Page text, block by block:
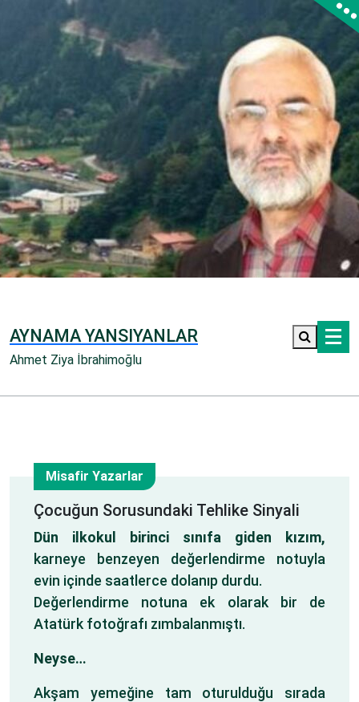
AYNAMA YANSIYANLAR
Ahmet Ziya İbrahimoğlu
17
Oca
Misafir Yazarlar
Çocuğun Sorusundaki Tehlike Sinyali
Dün ilkokul birinci sınıfa giden kızım,
karneye benzeyen değerlendirme notuyla
evin içinde saatlerce dolanıp durdu.
Değerlendirme notuna ek olarak bir de
Atatürk fotoğrafı zımbalanmıştı.
Neyse…
Akşam yemeğine tam oturulduğu sırada